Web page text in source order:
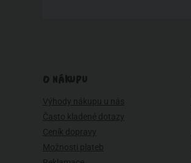
O NÁKUPU
Výhody nákupu u nás
Často kladené dotazy
Ceník dopravy
Možnosti plateb